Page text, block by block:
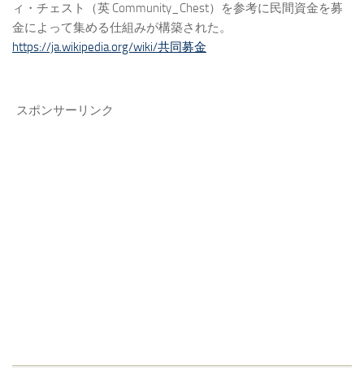
ィ・チェスト（英 Community_Chest）を参考に民間資金を募
金によって集める仕組みが構築された。
https://ja.wikipedia.org/wiki/共同募金
スポンサーリンク